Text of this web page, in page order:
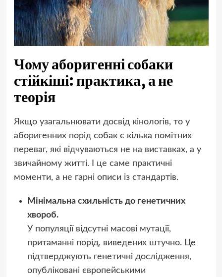
Чому аборигенні собаки
стійкіші: практика, а не
теорія
Якщо узагальнювати досвід кінологів, то у
аборигенних порід собак є кілька помітних
переваг, які відчуваються не на виставках, а у
звичайному житті. І це саме практичні
моменти, а не гарні описи із стандартів.
Мінімальна схильність до генетичних
хвороб.
У популяції відсутні масові мутації,
притаманні порід, виведених штучно. Це
підтверджують генетичні дослідження,
опубліковані європейськими